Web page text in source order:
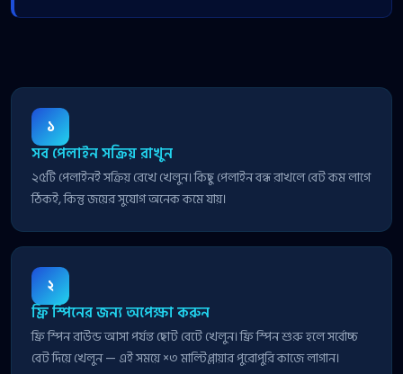
১
সব পেলাইন সক্রিয় রাখুন
২৫টি পেলাইনই সক্রিয় রেখে খেলুন। কিছু পেলাইন বন্ধ রাখলে বেট কম লাগে
ঠিকই, কিন্তু জয়ের সুযোগ অনেক কমে যায়।
২
ফ্রি স্পিনের জন্য অপেক্ষা করুন
ফ্রি স্পিন রাউন্ড আসা পর্যন্ত ছোট বেটে খেলুন। ফ্রি স্পিন শুরু হলে সর্বোচ্চ
বেট দিয়ে খেলুন — এই সময়ে ×৩ মাল্টিপ্লায়ার পুরোপুরি কাজে লাগান।